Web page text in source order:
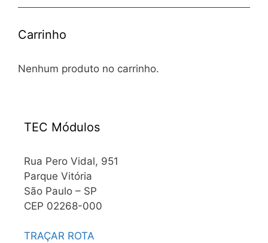
Carrinho
Nenhum produto no carrinho.
TEC Módulos
Rua Pero Vidal, 951
Parque Vitória
São Paulo – SP
CEP 02268-000
TRAÇAR ROTA